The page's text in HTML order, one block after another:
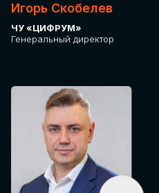
Игорь Скобелев
ЧУ «ЦИФРУМ»
Генеральный директор